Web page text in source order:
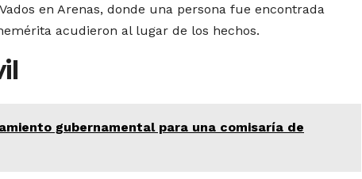
en Arenas, donde una persona fue encontrada
acudieron al lugar de los hechos.
gubernamental para una comisaría de